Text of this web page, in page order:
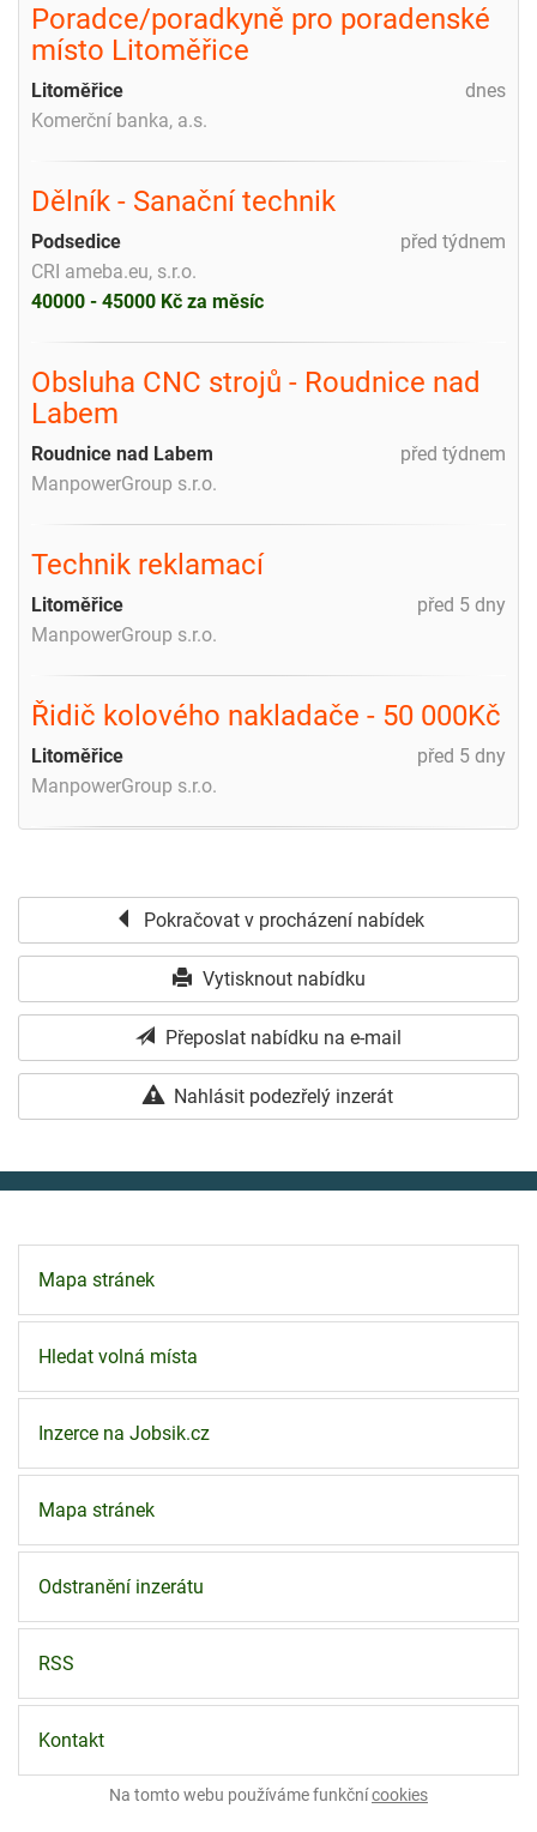
Poradce/poradkyně pro poradenské
místo Litoměřice
dnes
Litoměřice
Komerční banka, a.s.
Dělník - Sanační technik
před týdnem
Podsedice
CRI ameba.eu, s.r.o.
40000 - 45000 Kč za měsíc
Obsluha CNC strojů - Roudnice nad
Labem
před týdnem
Roudnice nad Labem
ManpowerGroup s.r.o.
Technik reklamací
před 5 dny
Litoměřice
ManpowerGroup s.r.o.
Řidič kolového nakladače - 50 000Kč
před 5 dny
Litoměřice
ManpowerGroup s.r.o.
Pokračovat v procházení nabídek
Vytisknout nabídku
Přeposlat nabídku na e-mail
Nahlásit podezřelý inzerát
Mapa stránek
Hledat volná místa
Inzerce na Jobsik.cz
Mapa stránek
Odstranění inzerátu
RSS
Kontakt
Na tomto webu používáme funkčnícookies